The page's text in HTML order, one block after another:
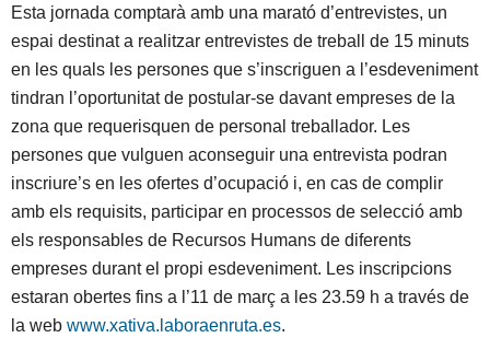
Esta jornada comptarà amb una marató d’entrevistes, un
espai destinat a realitzar entrevistes de treball de 15 minuts
en les quals les persones que s’inscriguen a l’esdeveniment
tindran l’oportunitat de postular-se davant empreses de la
zona que requerisquen de personal treballador. Les
persones que vulguen aconseguir una entrevista podran
inscriure’s en les ofertes d’ocupació i, en cas de complir
amb els requisits, participar en processos de selecció amb
els responsables de Recursos Humans de diferents
empreses durant el propi esdeveniment. Les inscripcions
estaran obertes fins a l’11 de març a les 23.59 h a través de
la web www.xativa.laboraenruta.es.